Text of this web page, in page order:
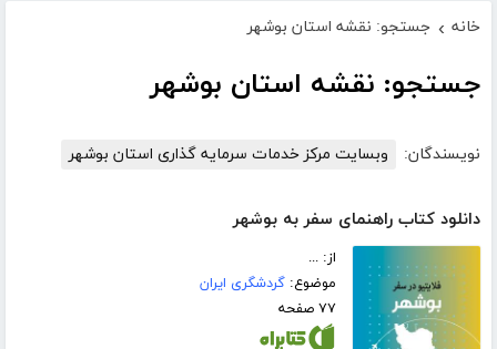
خانه › جستجو: نقشه استان بوشهر
جستجو: نقشه استان بوشهر
نویسندگان: وبسایت مرکز خدمات سرمایه گذاری استان بوشهر
دانلود کتاب راهنمای سفر به بوشهر
از: ...
موضوع:گردشگری ایران
۷۷ صفحه